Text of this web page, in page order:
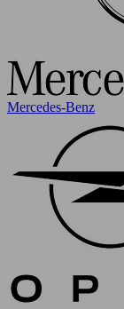
Mercedes-Benz